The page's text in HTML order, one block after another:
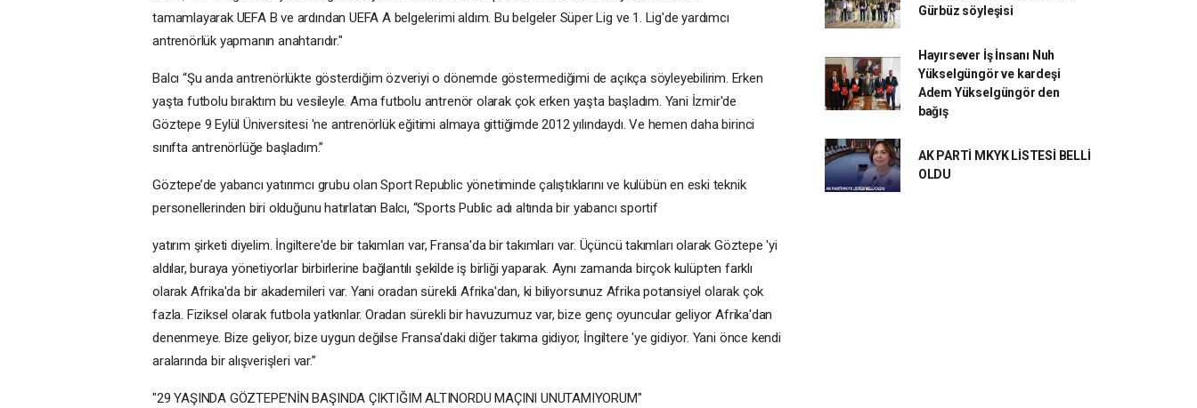
tamamlayarak UEFA B ve ardından UEFA A belgelerimi aldım. Bu belgeler Süper Lig ve 1. Lig'de yardımcı
antrenörlük yapmanın anahtarıdır."
Balcı “Şu anda antrenörlükte gösterdiğim özveriyi o dönemde göstermediğimi de açıkça söyleyebilirim. Erken
yaşta futbolu bıraktım bu vesileyle. Ama futbolu antrenör olarak çok erken yaşta başladım. Yani İzmir'de
Göztepe 9 Eylül Üniversitesi 'ne antrenörlük eğitimi almaya gittiğimde 2012 yılındaydı. Ve hemen daha birinci
sınıfta antrenörlüğe başladım.”
Göztepe’de yabancı yatırımcı grubu olan Sport Republic yönetiminde çalıştıklarını ve kulübün en eski teknik
personellerinden biri olduğunu hatırlatan Balcı, “Sports Public adı altında bir yabancı sportif
yatırım şirketi diyelim. İngiltere'de bir takımları var, Fransa'da bir takımları var. Üçüncü takımları olarak Göztepe 'yi
aldılar, buraya yönetiyorlar birbirlerine bağlantılı şekilde iş birliği yaparak. Aynı zamanda birçok kulüpten farklı
olarak Afrika'da bir akademileri var. Yani oradan sürekli Afrika'dan, ki biliyorsunuz Afrika potansiyel olarak çok
fazla. Fiziksel olarak futbola yatkınlar. Oradan sürekli bir havuzumuz var, bize genç oyuncular geliyor Afrika'dan
denenmeye. Bize geliyor, bize uygun değilse Fransa'daki diğer takıma gidiyor, İngiltere 'ye gidiyor. Yani önce kendi
aralarında bir alışverişleri var.”
"29 YAŞINDA GÖZTEPE’NİN BAŞINDA ÇIKTIĞIM ALTINORDU MAÇINI UNUTAMIYORUM"
Gürbüz söyleşisi
Hayırsever İş İnsanı Nuh
Yükselgüngör ve kardeşi
Adem Yükselgüngör den
bağış
AK PARTİ MKYK LİSTESİ BELLİ
OLDU